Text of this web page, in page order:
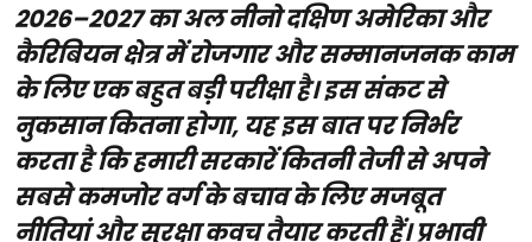
2026–2027 का अल नीनो दक्षिण अमेरिका और
कैरिबियन क्षेत्र में रोजगार और सम्मानजनक काम
के लिए एक बहुत बड़ी परीक्षा है। इस संकट से
नुकसान कितना होगा, यह इस बात पर निर्भर
करता है कि हमारी सरकारें कितनी तेजी से अपने
सबसे कमजोर वर्ग के बचाव के लिए मजबूत
नीतियां और सुरक्षा कवच तैयार करती हैं। प्रभावी